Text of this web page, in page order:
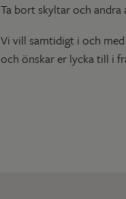
Ta bort skyltar och
Vi vill samtidigt i och
och önskar er lycka till i